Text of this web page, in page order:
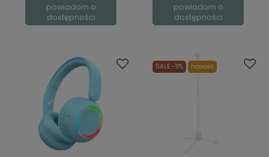
powiadom o
dostępności
powiadom o
dostępności
SALE -11% nowość